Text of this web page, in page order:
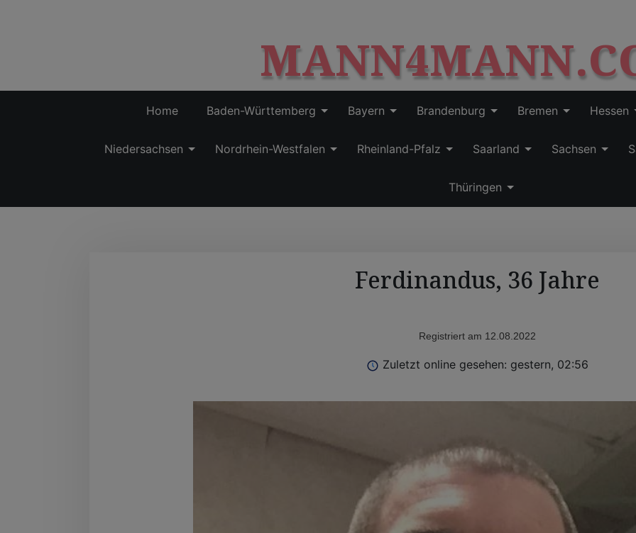
p
t
o
c
n
n
Home Baden-Württemberg Bayern Brandenburg Bremen Hessen
Niedersachsen Nordrhein-Westfalen Rheinland-Pfalz Saarland Sachsen
Thüringen
Ferdinandus, 36 Jahre
Registriert am 12.08.2022
Zuletzt online gesehen: gestern, 02:56